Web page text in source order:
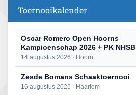
Toernooikalender
Oscar Romero Open Hoorns
Kampioenschap 2026 + PK NHSB
14 augustus 2026 · Hoorn
Zesde Bomans Schaaktoernooi
16 augustus 2026 · Haarlem